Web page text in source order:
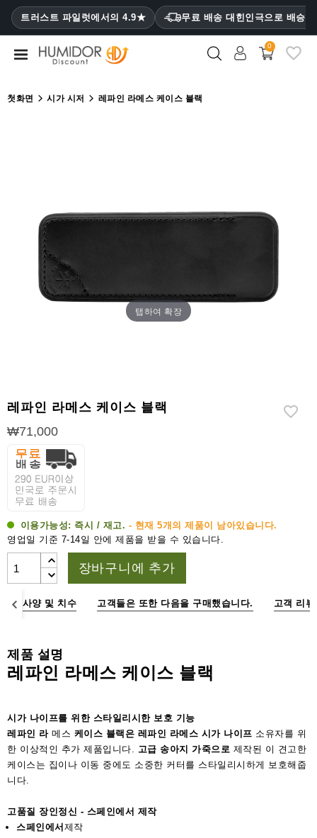
트러스트 파일럿에서의 4.9★ 무료 배송 대힌인극으로 배승
CATEGORY
휴
시
저
습
도
기
세
서
0
첫화면 시가 시저 레파인 라메스 케이스 블랙
탭하여 확장
레파인 라메스 케이스 블랙
₩71,000
이용가능성: 즉시 / 재고. - 현재 5개의 제품이 남아있습니다.
영업일 기준 7-14일 안에 제품을 받을 수 있습니다.
장바구니에 추가
사양 및 치수 고객들은 또한 다음을 구매했습니다. 고객 리뷰
제품 설명
레파인 라메스 케이스 블랙
시가 나이프를 위한 스타일리시한 보호 기능
레파인 라메스 케이스 블랙은 레파인 라메스 시가 나이프 소유자를 위
한 이상적인 추가 제품입니다. 고급 송아지 가죽으로 제작된 이 견고한
케이스는 집이나 이동 중에도 소중한 커터를 스타일리시하게 보호해줍
니다.
고품질 장인정신 - 스페인에서 제작
스페인에서 제작